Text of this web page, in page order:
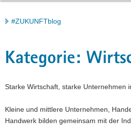
l
r
g
e
f
t
a
l
v
Hauptinhalt
#ZUKUNFTblog
Kategorie:
Starke Wirtschaft, starke Unternehmen
Kleine und mittlere Unternehmen,
Handwerk bilden gemeinsam mit der